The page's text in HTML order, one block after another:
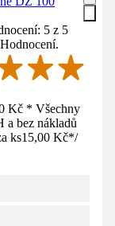
5 z 5
Kč * Všechny
a bez nákladů
ks15,00 Kč*/